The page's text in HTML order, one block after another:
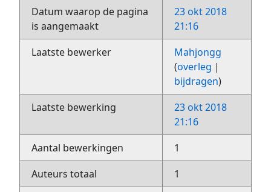
Datum waarop de pagina
is aangemaakt
23 okt 2018
21:16
Laatste bewerker
Mahjongg
(overleg |
bijdragen)
Laatste bewerking
23 okt 2018
21:16
Aantal bewerkingen
1
Auteurs totaal
1